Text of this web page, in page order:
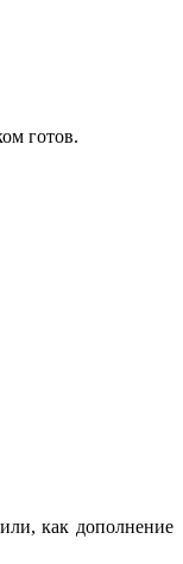
готов.
как дополнение